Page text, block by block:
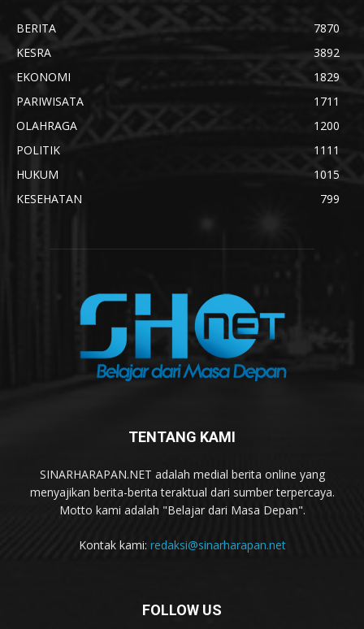
BERITA
7870
KESRA
3892
EKONOMI
1829
PARIWISATA
1711
OLAHRAGA
1200
POLITIK
1111
HUKUM
1015
KESEHATAN
799
TENTANG KAMI
SINARHARAPAN.NET adalah medial berita online yang
menyajikan berita-berita teraktual dari sumber terpercaya.
Motto kami adalah "Belajar dari Masa Depan".
Kontak kami: redaksi@sinarharapan.net
FOLLOW US